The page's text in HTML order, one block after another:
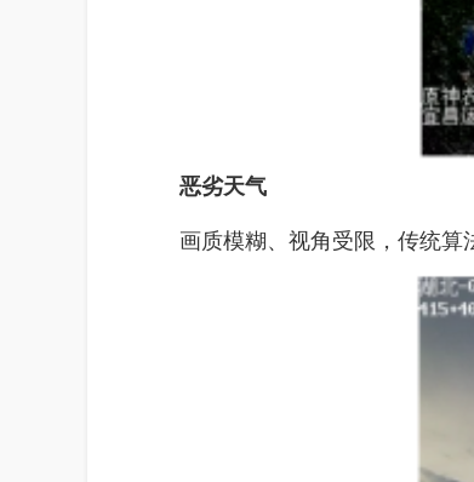
恶劣天气
画质模糊、视角受限，传统算